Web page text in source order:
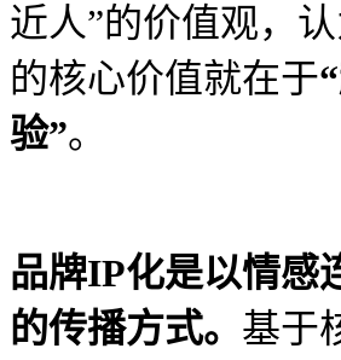
近人”的价值观，
的核心价值就在于
验”。
品牌IP化是以情感
的传播方式。 基于